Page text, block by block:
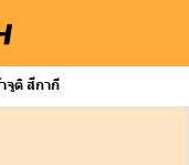
จูติ สีกากี